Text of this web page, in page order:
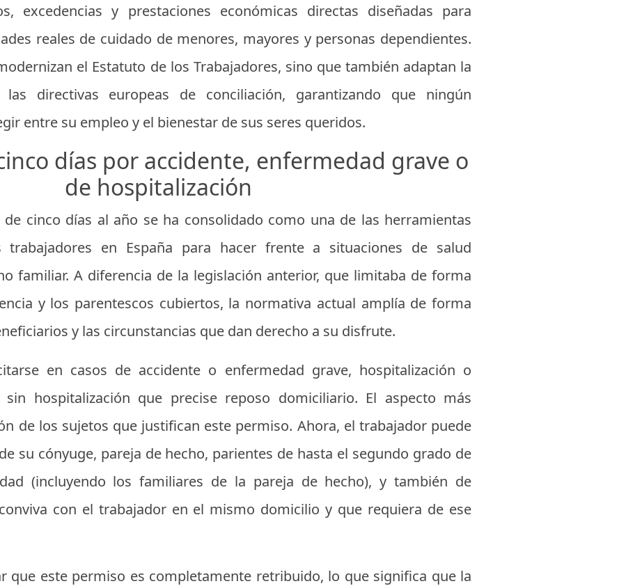
excedencias y prestaciones económicas directas diseñadas para
reales de cuidado de menores, mayores y personas dependientes.
el Estatuto de los Trabajadores, sino que también adaptan la
directivas europeas de conciliación, garantizando que ningún
entre su empleo y el bienestar de sus seres queridos.
días por accidente, enfermedad grave o
de hospitalización
cinco días al año se ha consolidado como una de las herramientas
en España para hacer frente a situaciones de salud
familiar. A diferencia de la legislación anterior, que limitaba de forma
y los parentescos cubiertos, la normativa actual amplía de forma
y las circunstancias que dan derecho a su disfrute.
en casos de accidente o enfermedad grave, hospitalización o
sin hospitalización que precise reposo domiciliario. El aspecto más
de los sujetos que justifican este permiso. Ahora, el trabajador puede
su cónyuge, pareja de hecho, parientes de hasta el segundo grado de
(incluyendo los familiares de la pareja de hecho), y también de
con el trabajador en el mismo domicilio y que requiera de ese
que este permiso es completamente retribuido, lo que significa que la